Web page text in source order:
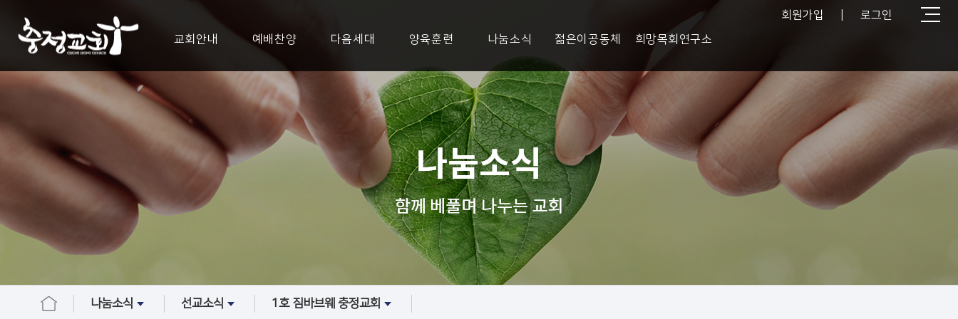
교회안내 예배찬양 다음세대 양육훈련 나눔소식 젊은이공동체 희망목회연구소
회원가입 로그인
나눔소식 선교소식 1호 짐바브웨 충정교회